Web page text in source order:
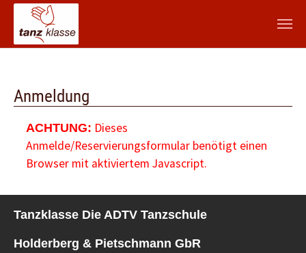
Anmeldung
ACHTUNG: Dieses
Anmelde/Reservierungsformular benötigt einen
Browser mit aktiviertem Javascript.
Tanzklasse Die ADTV Tanzschule
Holderberg & Pietschmann GbR